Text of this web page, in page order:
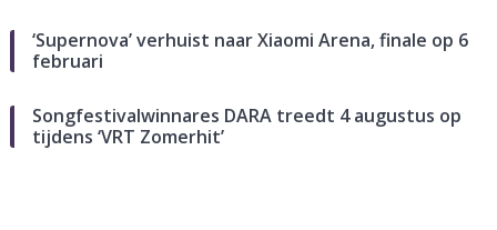
‘Supernova’ verhuist naar Xiaomi Arena, finale op 6
februari
Songfestivalwinnares DARA treedt 4 augustus op
tijdens ‘VRT Zomerhit’